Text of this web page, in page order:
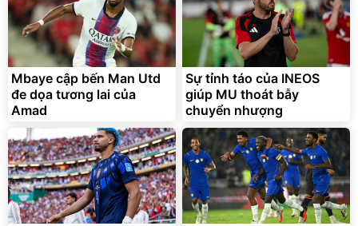
Mbaye cập bến Man Utd
đe dọa tương lai của
Amad
Sự tỉnh táo của INEOS
giúp MU thoát bẫy
chuyển nhượng